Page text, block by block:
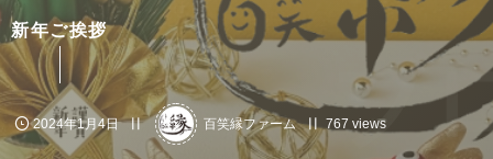
新年ご挨拶
2024年1月4日 百笑縁ファーム 767 views
ブ